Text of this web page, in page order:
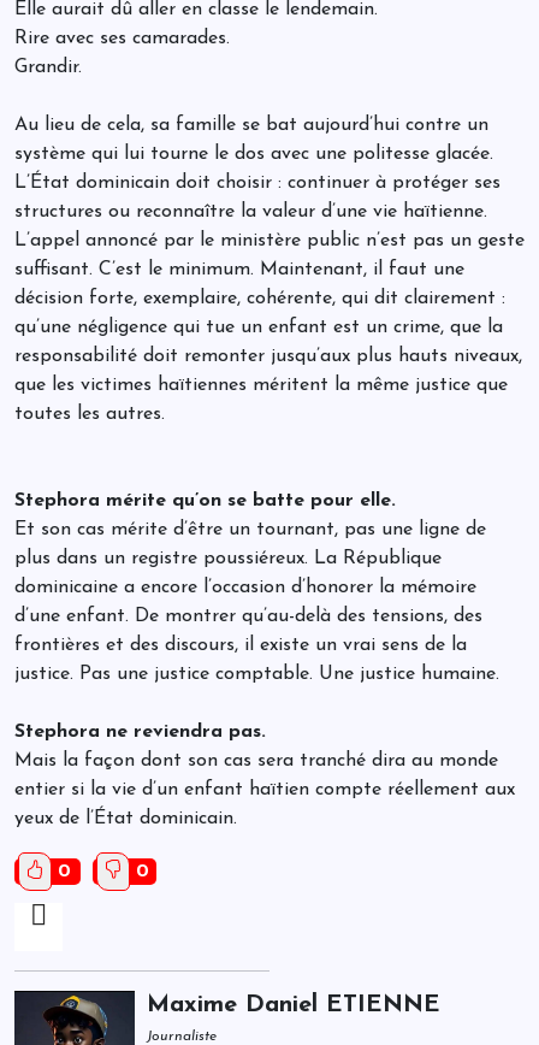
Elle aurait dû aller en classe le lendemain.
Rire avec ses camarades.
Grandir.
Au lieu de cela, sa famille se bat aujourd’hui contre un
système qui lui tourne le dos avec une politesse glacée.
L’État dominicain doit choisir : continuer à protéger ses
structures ou reconnaître la valeur d’une vie haïtienne.
L’appel annoncé par le ministère public n’est pas un geste
suffisant. C’est le minimum. Maintenant, il faut une
décision forte, exemplaire, cohérente, qui dit clairement :
qu’une négligence qui tue un enfant est un crime, que la
responsabilité doit remonter jusqu’aux plus hauts niveaux,
que les victimes haïtiennes méritent la même justice que
toutes les autres.
Stephora mérite qu’on se batte pour elle.
Et son cas mérite d’être un tournant, pas une ligne de
plus dans un registre poussiéreux. La République
dominicaine a encore l’occasion d’honorer la mémoire
d’une enfant. De montrer qu’au-delà des tensions, des
frontières et des discours, il existe un vrai sens de la
justice. Pas une justice comptable. Une justice humaine.
Stephora ne reviendra pas.
Mais la façon dont son cas sera tranché dira au monde
entier si la vie d’un enfant haïtien compte réellement aux
yeux de l’État dominicain.
0 0
Maxime Daniel ETIENNE
Journaliste